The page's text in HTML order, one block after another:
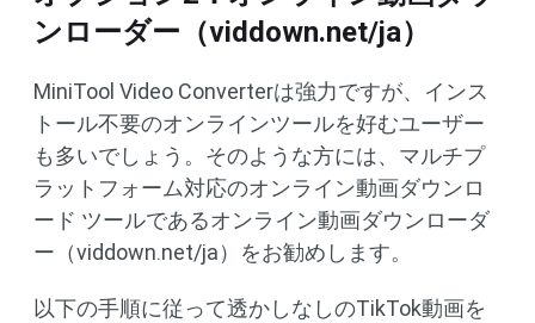
ンローダー（viddown.net/ja）
MiniTool Video Converterは強力ですが、インス
トール不要のオンラインツールを好むユーザー
も多いでしょう。そのような方には、マルチプ
ラットフォーム対応のオンライン動画ダウンロ
ード ツールであるオンライン動画ダウンローダ
ー（viddown.net/ja）をお勧めします。
以下の手順に従って透かしなしのTikTok動画を